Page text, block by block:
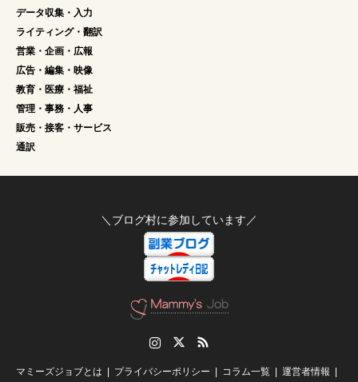
データ収集・入力
ライティング・翻訳
営業・企画・広報
広告・編集・映像
教育・医療・福祉
管理・事務・人事
販売・接客・サービス
通訳
＼ブログ村に参加しています／
マミーズジョブとは プライバシーポリシー コラム一覧 運営者情報